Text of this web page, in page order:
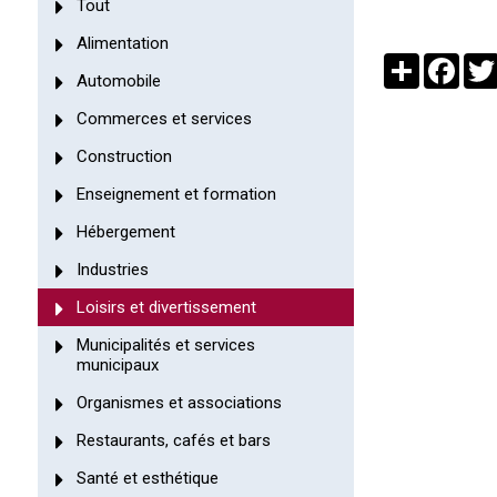
Tout
Alimentation
Automobile
Commerces et services
Construction
Enseignement et formation
Hébergement
Industries
Loisirs et divertissement
Municipalités et services
municipaux
Organismes et associations
Restaurants, cafés et bars
Santé et esthétique
Partager